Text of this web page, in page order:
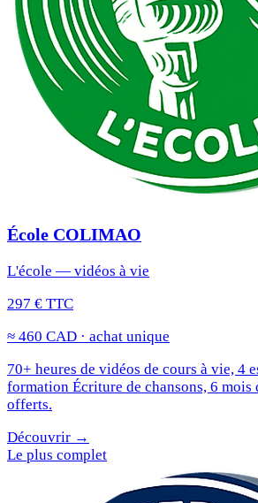
École COLIMAO
L'école — vidéos à vie
297 € TTC
≈ 460 CAD · achat unique
70+ heures de vidéos de cours à vie, 4
formation Écriture de chansons, 6 mois
offerts.
Découvrir →
Le plus complet